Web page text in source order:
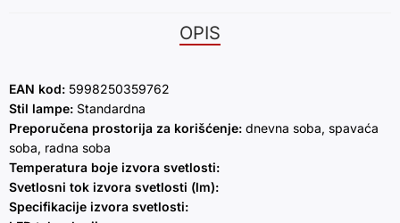
OPIS
EAN kod: 5998250359762
Stil lampe: Standardna
Preporučena prostorija za korišćenje: dnevna soba, spavaća
soba, radna soba
Temperatura boje izvora svetlosti:
Svetlosni tok izvora svetlosti (lm):
Specifikacije izvora svetlosti: